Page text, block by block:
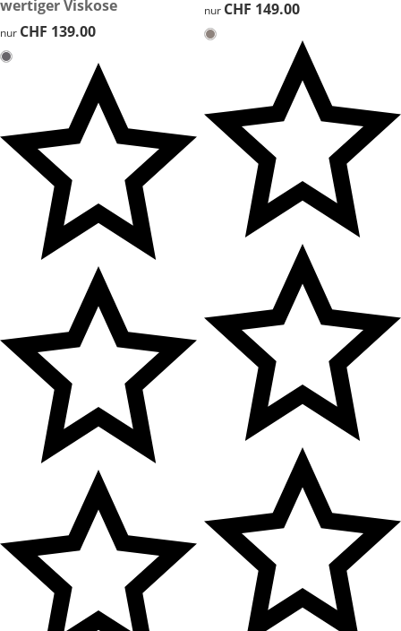
wertiger Viskose
CHF 139.00
nur CHF 139.00
CHF 149.00
nur CHF 149.00